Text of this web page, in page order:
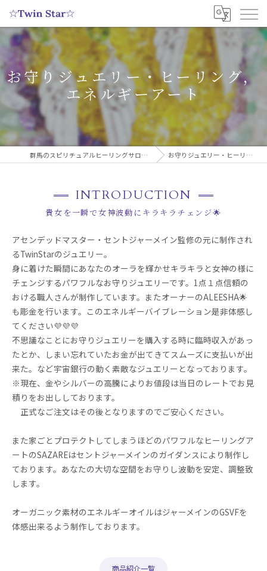
お守りジュエリー・ヒーリング，
エネルギーアート
群馬のスピリチュアルヒーリングサロンなら実績多数の☆Twin Star☆ お守りジュエリー・ヒーリング，エネルギーアート
INTRODUCTION
貴女を一瞬で女神波動にキラキラチェンジ🌟
アセンデッドマスター・セントジャーメイン監修の元に制作され
るTwinStarのジュエリー。
身に着けた瞬間にあなたのオーラを輝かせキラキラと女神の様に
チェンジするパワフルなお守りジュエリーです。1点１点信頼の
おける職人さんが制作しています。またオーナーのALEESHA🌟
も彫金を行います。このエネルギーバイブレーション是非体感し
てください💜💜💜
不思議なことにお守りジュエリーを購入する時に臨時収入があっ
たとか、しまい忘れていたお金が出てきてスムーズに支払いが出
来た。など宇宙銀行の動く素敵なジュエリーとなっております。
※現在、金やシルバーの高騰によりお値段は当日のレートでお見
積りをお出ししております。
正式なご注文はその後となりますのでご安心ください。
また家ごとプロテクトしてしまうほどのパワフルなヒーリングア
ートのSAZAREはセントジャーメインのガイダンスにより制作し
ております。あなたの大切な空間をお守りし波動を安定、調整致
します。
オーガニック素材のエネルギーオイルはジャーメインのGSVFを
体感出来るよう制作しております。
商品紹介一覧